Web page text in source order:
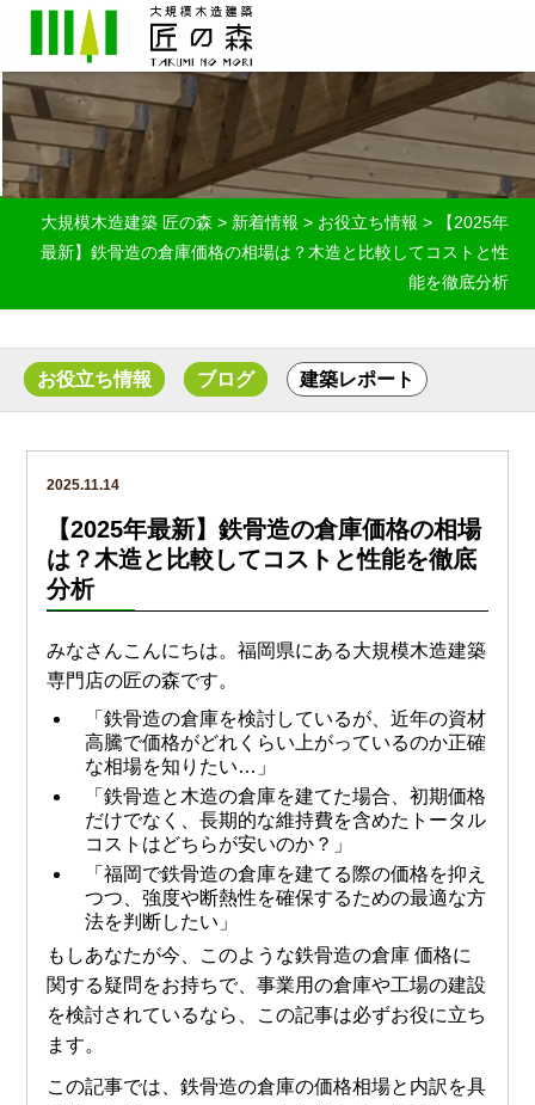
大規模木造建築 匠の森 > 新着情報 > お役立ち情報 >
【2025年
最新】鉄骨造の倉庫価格の相場は？木造と比較してコストと性
能を徹底分析
お役立ち情報 ブログ 建築レポート
2025.11.14
【2025年最新】鉄骨造の倉庫価格の相場
は？木造と比較してコストと性能を徹底
分析
みなさんこんにちは。福岡県にある大規模木造建築
専門店の匠の森です。
「鉄骨造の倉庫を検討しているが、近年の資材
高騰で価格がどれくらい上がっているのか正確
な相場を知りたい…」
「鉄骨造と木造の倉庫を建てた場合、初期価格
だけでなく、長期的な維持費を含めたトータル
コストはどちらが安いのか？」
「福岡で鉄骨造の倉庫を建てる際の価格を抑え
つつ、強度や断熱性を確保するための最適な方
法を判断したい」
もしあなたが今、このような鉄骨造の倉庫 価格に
関する疑問をお持ちで、事業用の倉庫や工場の建設
を検討されているなら、この記事は必ずお役に立ち
ます。
この記事では、鉄骨造の倉庫の価格相場と内訳を具